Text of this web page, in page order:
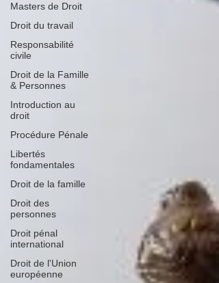
Masters de Droit
Droit du travail
Responsabilité
civile
Droit de la Famille
& Personnes
Introduction au
droit
Procédure Pénale
Libertés
fondamentales
Droit de la famille
Droit des
personnes
Droit pénal
international
Droit de l'Union
européenne